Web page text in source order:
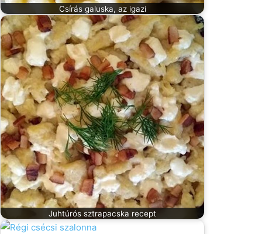
Csírás galuska, az igazi
Juhtúrós sztrapacska recept